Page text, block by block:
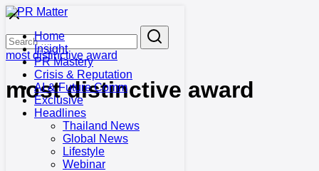
Skip
contentHome
Insight
PR Mastery
Crisis & Reputation
AI & Future Comm
Exclusive
Headlines
Thailand News
Global News
Lifestyle
Webinar
Search
for:
most distinctive award
most distinctive award